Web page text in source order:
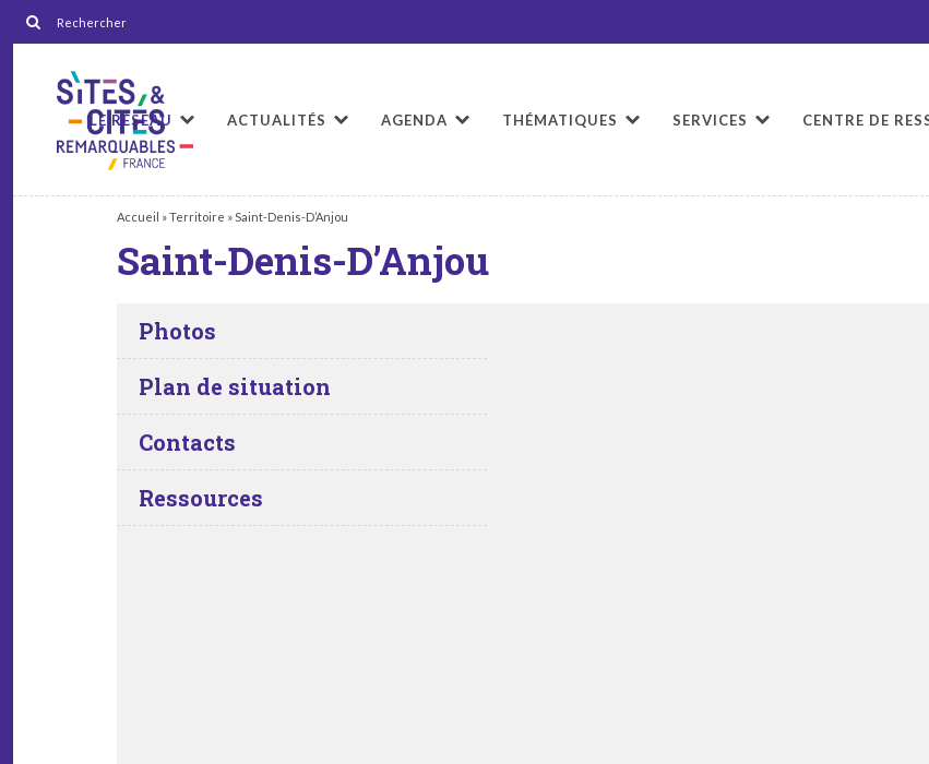
LE RÉSEAU ACTUALITÉS AGENDA THÉMATIQUES SERVICES CENTRE DE
Accueil »Territoire » Saint-Denis-D’Anjou
Saint-Denis-D’Anjou
Photos
Plan de situation
Contacts
Ressources